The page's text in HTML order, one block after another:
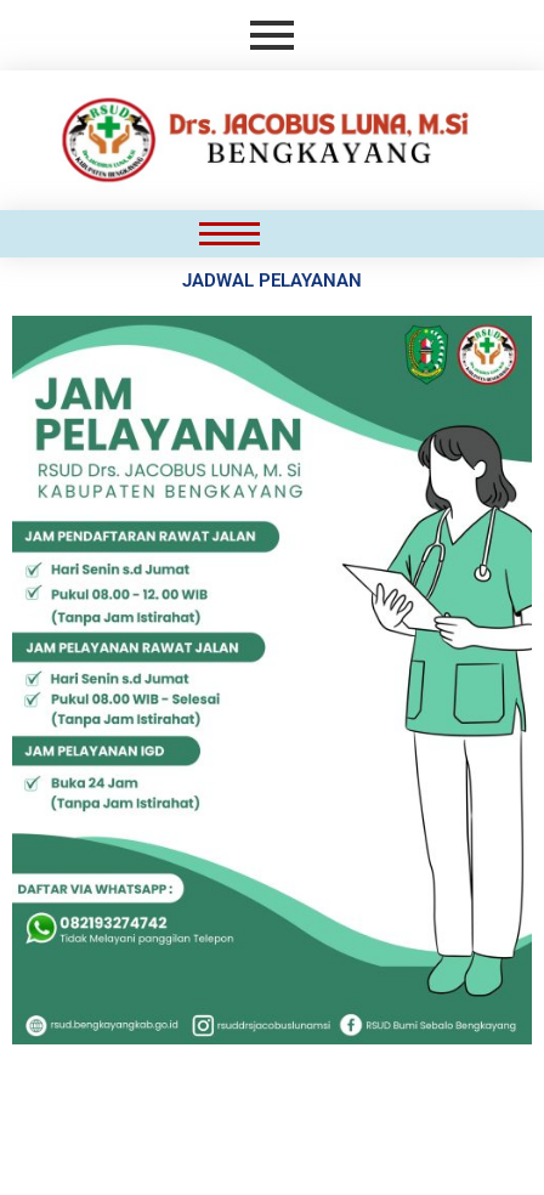
JADWAL PELAYANAN